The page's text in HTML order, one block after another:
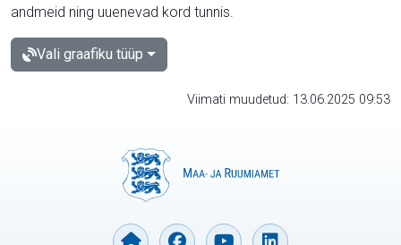
andmeid ning uuenevad kord tunnis.
Vali graafiku tüüp
Viimati muudetud: 13.06.2025 09:53